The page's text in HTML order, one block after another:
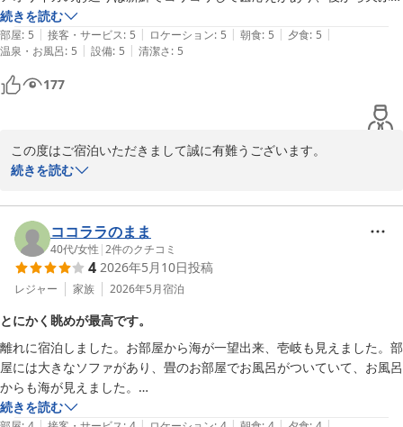
にしていただきましたが、こちらも美味しく二度旨さを味わうことがで
きました。
しかも夕食時に夕陽が沈んで行くところを見ることができ大感激でし
た！
また来てみたいと思いました。
続きを読む
部屋: 5 | 接客・サービス: 5 | ロケーション: 5 | 朝食: 5 | 夕食: 5 |
温泉・お風呂: 5 | 設備: 5 | 清潔さ: 5
177
この度はご宿泊いただきまして誠に有難うございます。
お食事に景色にご満足いただけたようでなによりでございます。
お楽しみいただけるかと存じます。
お客様のまたのお越しをスタッフ一同心よりお待ちしております。
ご感想いただきましてありがとうございます。
鎮西町国民宿舎 波戸岬
続きを読む
ココララのまま
40代/女性 |2件のクチコミ
4 2026年5月10日投稿
レジャー 家族 2026年5月宿泊
とにかく眺めが最高です。
離れに宿泊しました。お部屋から海が一望出来、壱岐も見えました。部
屋には大きなソファがあり、畳のお部屋でお風呂がついていて、お風呂
からも海が見えました。
食堂からも海が一望出来ました。丁度日が沈むところでとても綺麗でし
続きを読む